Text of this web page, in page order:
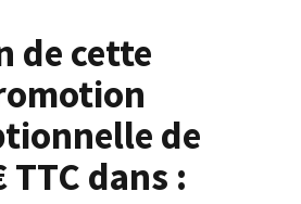
de cette
de
TTC dans :